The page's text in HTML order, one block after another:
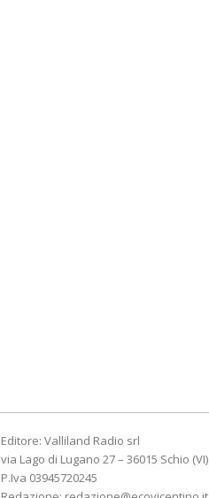
Editore: Valliland Radio srl
via Lago di Lugano 27 – 36015 Schio (VI)
P.Iva 03945720245